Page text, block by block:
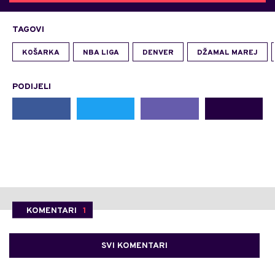
TAGOVI
KOŠARKA NBA LIGA DENVER DŽAMAL MAREJ
PODIJELI
KOMENTARI 1
SVI KOMENTARI